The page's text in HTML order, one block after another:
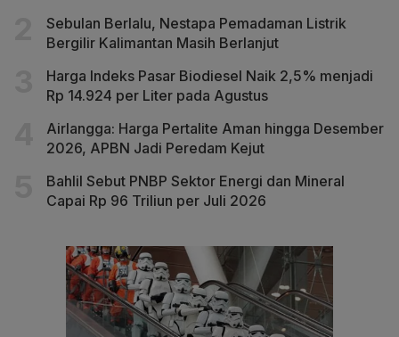
Sebulan Berlalu, Nestapa Pemadaman Listrik
Bergilir Kalimantan Masih Berlanjut
Harga Indeks Pasar Biodiesel Naik 2,5% menjadi
Rp 14.924 per Liter pada Agustus
Airlangga: Harga Pertalite Aman hingga Desember
2026, APBN Jadi Peredam Kejut
Bahlil Sebut PNBP Sektor Energi dan Mineral
Capai Rp 96 Triliun per Juli 2026